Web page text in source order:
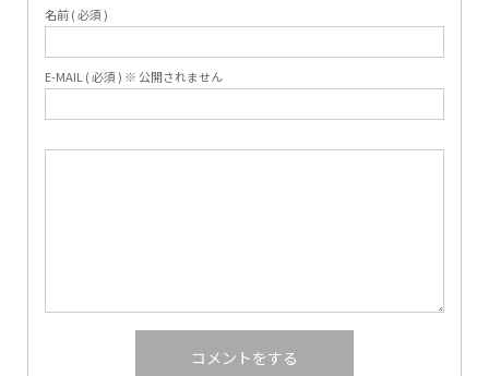
名前 ( 必須 )
E-MAIL ( 必須 ) ※ 公開されません